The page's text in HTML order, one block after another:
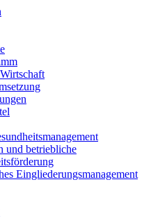
und betriebliche
Eingliederungsmanagement